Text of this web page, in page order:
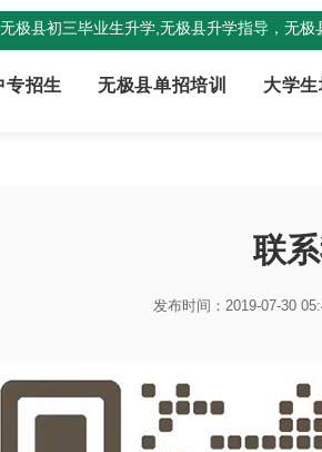
极县初三毕业生升学,无极县升学指导，无
专招生 无极县单招培训 大学生
联
发布时间：2019-07-30